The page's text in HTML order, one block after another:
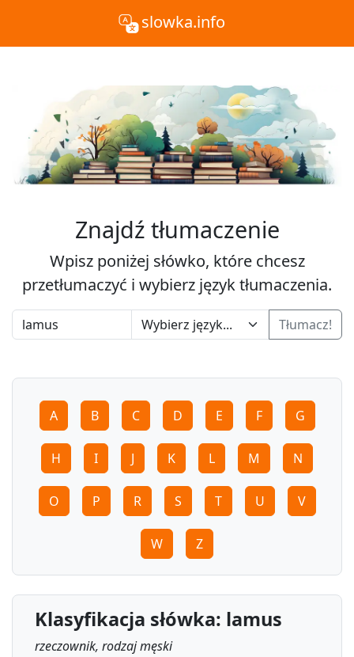
slowka.info
Znajdź tłumaczenie
Wpisz poniżej słówko, które chcesz
przetłumaczyć i wybierz język tłumaczenia.
Tłumacz!
A B C D E F G
H I J K L M N
O P R S T U V
W Z
Klasyfikacja słówka: lamus
rzeczownik, rodzaj męski